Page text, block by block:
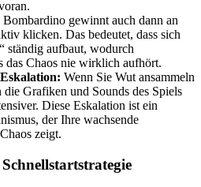
Bombardino gewinnt auch dann an
klicken. Das bedeutet, dass sich
ständig aufbaut, wodurch
das Chaos nie wirklich aufhört.
Wenn Sie Wut ansammeln
Grafiken und Sounds des Spiels
Diese Eskalation ist ein
der Ihre wachsende
zeigt.